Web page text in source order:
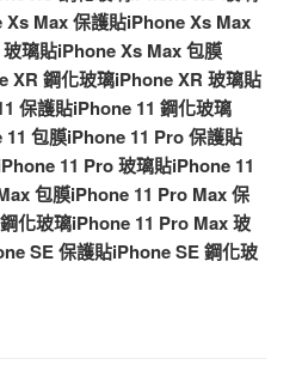
Xs Max 保護貼iPhone Xs Max
璃貼iPhone Xs Max 包膜
XR 鋼化玻璃iPhone XR 玻璃貼
保護貼iPhone 11 鋼化玻璃
11 包膜iPhone 11 Pro 保護貼
11 Pro 玻璃貼iPhone 11
包膜iPhone 11 Pro Max 保
化玻璃iPhone 11 Pro Max 玻
SE 保護貼iPhone SE 鋼化玻